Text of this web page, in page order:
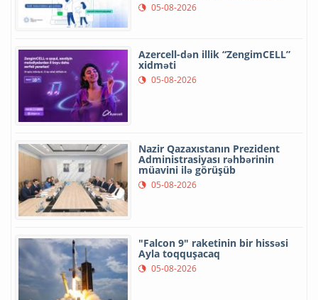
05-08-2026
Azercell-dən illik “ZengimCELL”
xidməti
05-08-2026
Nazir Qazaxıstanın Prezident
Administrasiyası rəhbərinin
müavini ilə görüşüb
05-08-2026
"Falcon 9" raketinin bir hissəsi
Ayla toqquşacaq
05-08-2026